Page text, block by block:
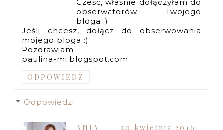
Cześć, właśnie dołączyłam do
obserwatorów Twojego
bloga :)
Jeśli chcesz, dołącz do obserwowania
mojego bloga :)
Pozdrawiam
paulina-mi.blogspot.com
ODPOWIEDZ
Odpowiedzi
ANIA
20 kwietnia 2016